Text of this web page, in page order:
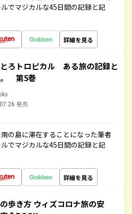
でマジカルな45日間の記録と記
詳細を見る
ろトロピカル ある旅の記録と
第5巻
発売
の島に滞在することになった筆者
でマジカルな45日間の記録と記
詳細を見る
歩き方 ウィズコロナ旅の安